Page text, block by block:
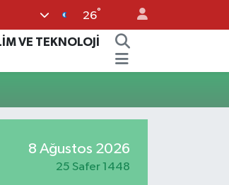
26°
VE TEKNOLOJİ
8 Ağustos 2026
25 Safer 1448